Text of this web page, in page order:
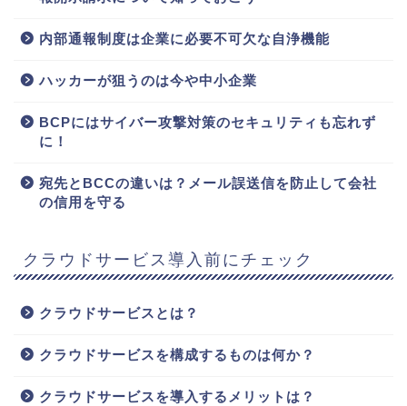
内部通報制度は企業に必要不可欠な自浄機能
ハッカーが狙うのは今や中小企業
BCPにはサイバー攻撃対策のセキュリティも忘れず
に！
宛先とBCCの違いは？メール誤送信を防止して会社
の信用を守る
クラウドサービス導入前にチェック
クラウドサービスとは？
クラウドサービスを構成するものは何か？
クラウドサービスを導入するメリットは？